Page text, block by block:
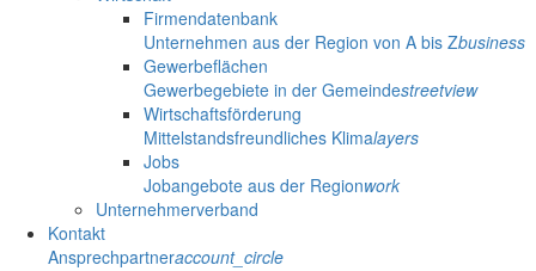
Firmendatenbank
Unternehmen aus der Region von A bis Zbusiness
Gewerbeflächen
Gewerbegebiete in der Gemeindestreetview
Wirtschaftsförderung
Mittelstandsfreundliches Klimalayers
Jobs
Jobangebote aus der Regionwork
Unternehmerverband
Kontakt
Ansprechpartneraccount_circle